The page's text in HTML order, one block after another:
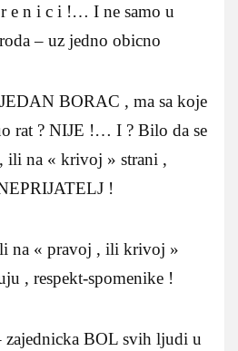
e n i c i !… I ne samo u
– uz jedno obicno
BORAC , ma sa koje
rat ? NIJE !… I ? Bilo da se
ili na « krivoj » strani ,
!
na « pravoj , ili krivoj »
, respekt-spomenike !
zajednicka BOL svih ljudi u